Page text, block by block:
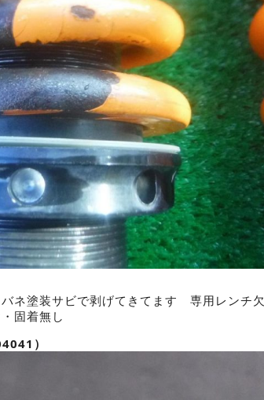
ネ塗装サビで剥げてきてます 専用レンチ欠
固着無し
）